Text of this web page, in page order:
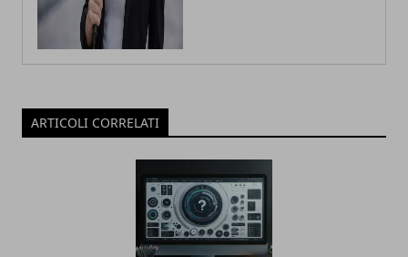
ARTICOLI CORRELATI